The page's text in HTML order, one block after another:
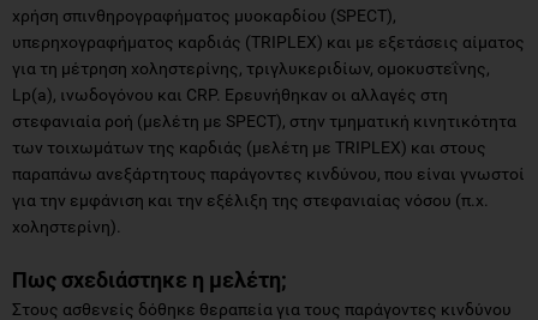
χρήση σπινθηρογραφήματος μυοκαρδίου (SPECT),
υπερηχογραφήματος καρδιάς (TRIPLEX) και με εξετάσεις αίματος
για τη μέτρηση χοληστερίνης, τριγλυκεριδίων, ομοκυστεΐνης,
Lp(a), ινωδογόνου και CRP. Ερευνήθηκαν οι αλλαγές στη
στεφανιαία ροή (μελέτη με SPECT), στην τμηματική κινητικότητα
των τοιχωμάτων της καρδιάς (μελέτη με TRIPLEX) και στους
παραπάνω ανεξάρτητους παράγοντες κινδύνου, που είναι γνωστοί
για την εμφάνιση και την εξέλιξη της στεφανιαίας νόσου (π.χ.
χοληστερίνη).
Πως σχεδιάστηκε η μελέτη;
Στους ασθενείς δόθηκε θεραπεία για τους παράγοντες κινδύνου